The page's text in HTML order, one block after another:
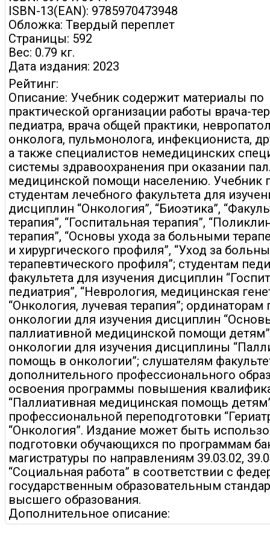
ISBN-13(EAN): 9785970473948
Обложка: Твердый переплет
Страницы: 592
Вес: 0.79 кг.
Дата издания: 2023
Рейтинг:
Описание: Учебник содержит материалы по
практической организации работы врача-
педиатра, врача общей практики,
онколога, пульмонолога, инфекциониста,
а также специалистов немедицинских
системы здравоохранения при оказании
медицинской помощи населению. Учебник
студентам лечебного факультета для
дисциплин “Онкология”, “Биоэтика”,
терапия”, “Госпитальная терапия”,
терапия”, “Основы ухода за больными
и хирургического профиля”, “Уход за
терапевтического профиля”; студентам
факультета для изучения дисциплин
педиатрия”, “Неврология, медицинская
“Онкология, лучевая терапия”; ординаторам
онкологии для изучения дисциплин
паллиативной медицинской помощи
онкологии для изучения дисциплины
помощь в онкологии”; слушателям
дополнительного профессионального
освоения программы повышения
“Паллиативная медицинская помощь
профессиональной переподготовки
“Онкология”. Издание может быть
подготовки обучающихся по программам
магистратуры по направлениям 39.03.02,
“Социальная работа” в соответствии с
государственным образовательным
высшего образования.
Дополнительное описание: